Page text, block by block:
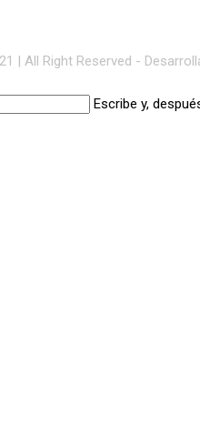
| All Right Reserved -
Escribe y,